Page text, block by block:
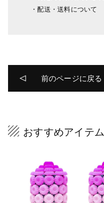
配送・送料について
前のページに戻る
おすすめアイテム